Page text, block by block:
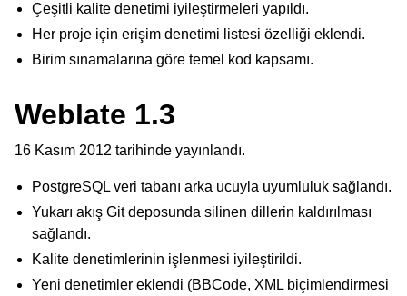
Çeşitli kalite denetimi iyileştirmeleri yapıldı.
Her proje için erişim denetimi listesi özelliği eklendi.
Birim sınamalarına göre temel kod kapsamı.
Weblate 1.3
16 Kasım 2012 tarihinde yayınlandı.
PostgreSQL veri tabanı arka ucuyla uyumluluk sağlandı.
Yukarı akış Git deposunda silinen dillerin kaldırılması
sağlandı.
Kalite denetimlerinin işlenmesi iyileştirildi.
Yeni denetimler eklendi (BBCode, XML biçimlendirmesi